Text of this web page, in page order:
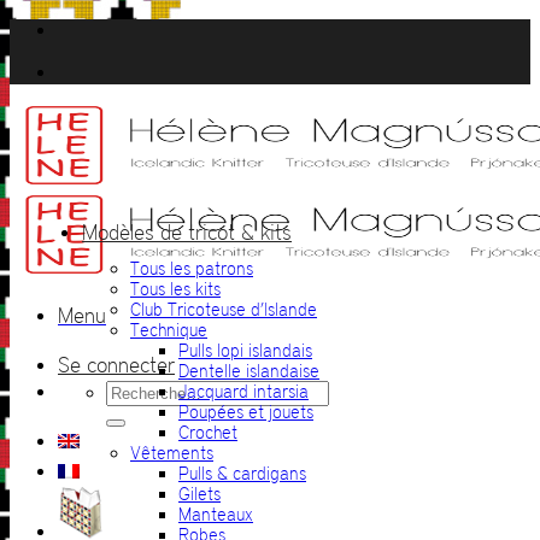
Passer
au
contenu
Menu
Se connecter
Recherche
pour :
Modèles de tricot & kits
Tous les patrons
Tous les kits
Club Tricoteuse d’Islande
Technique
Pulls lopi islandais
Dentelle islandaise
Jacquard intarsia
Poupées et jouets
Crochet
Vêtements
Pulls & cardigans
Gilets
Manteaux
Robes